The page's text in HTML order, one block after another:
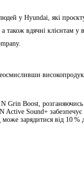
у Hyundai, які
вдячні клієнтам
Grin Boost,
Active Sound+
може зарядитися від 10